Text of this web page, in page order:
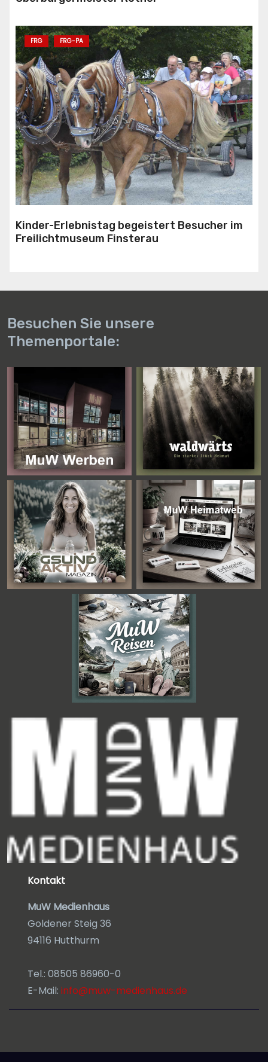
FRG FRG-PA
Kinder-Erlebnistag begeistert Besucher im
Freilichtmuseum Finsterau
Besuchen Sie unsere
Themenportale:
Kontakt
MuW Medienhaus
Goldener Steig 36
94116 Hutthurm
Tel.: 08505 86960-0
E-Mail: info@muw-medienhaus.de